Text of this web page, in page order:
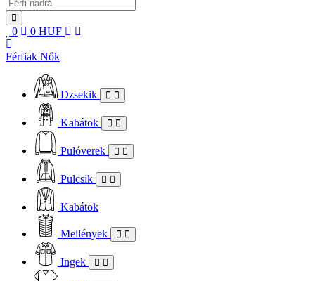
0 0 HUF
Férfiak Nők
Dzsekik
Kabátok
Pulóverek
Pulcsik
Kabátok
Mellények
Ingek